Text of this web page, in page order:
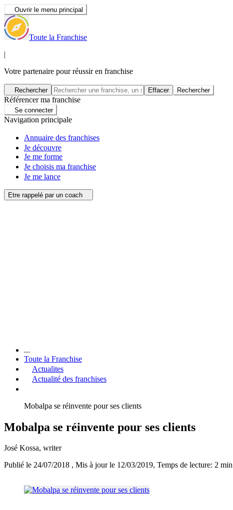
Ouvrir le menu principal
Toute la Franchise
|
Votre partenaire pour réussir en franchise
Rechercher Effacer Rechercher
Référencer ma franchise
Se connecter
Navigation principale
Annuaire des franchises
Je découvre
Je me forme
Je choisis ma franchise
Je me lance
Etre rappelé par un coach
...
Toute la Franchise
Actualites
Actualité des franchises
Mobalpa se réinvente pour ses clients
Mobalpa se réinvente pour ses clients
José Kossa, writer
Publié le 24/07/2018 , Mis à jour le 12/03/2019, Temps de lecture: 2 min